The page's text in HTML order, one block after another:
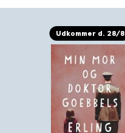
Editions Gallimard, 2017
Udkommer d. 28/8